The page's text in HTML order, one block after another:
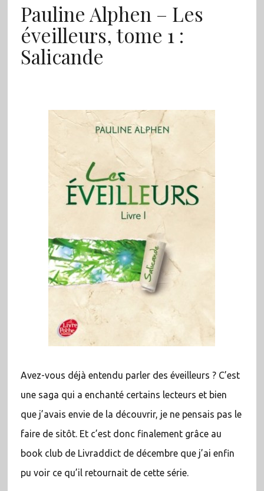
Pauline Alphen – Les
éveilleurs, tome 1 :
Salicande
Avez-vous déjà entendu parler des éveilleurs ? C’est
une saga qui a enchanté certains lecteurs et bien
que j’avais envie de la découvrir, je ne pensais pas le
faire de sitôt. Et c’est donc finalement grâce au
book club de Livraddict de décembre que j’ai enfin
pu voir ce qu’il retournait de cette série.